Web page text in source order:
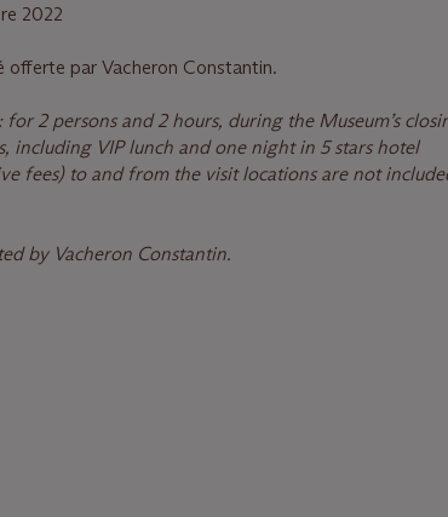
2022
offerte par Vacheron Constantin.
2 persons and 2 hours, during the Museum’s
including VIP lunch and one night in 5 stars hotel
fees) to and from the visit locations are not
by Vacheron Constantin.